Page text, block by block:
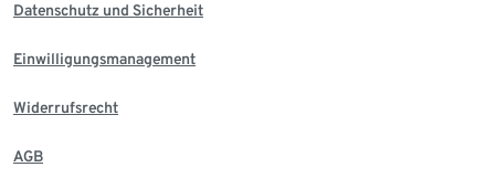
Datenschutz und Sicherheit
Einwilligungsmanagement
Widerrufsrecht
AGB